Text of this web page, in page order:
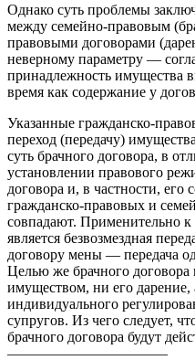
Однако суть проблемы
между семейно-правовым
правовыми договорами
неверному параметру —
принадлежность имущества
время как содержание у
Указанные гражданско-
переход (передачу)
суть брачного договора, в
установлении правового
договора и, в частности,
гражданско-правовых и
совпадают. Применительно
является безвозмездная
договору мены — передача
Целью же брачного договора
имуществом, ни его дарение,
индивидуального
супругов. Из чего следует,
брачного договора будут
———————————